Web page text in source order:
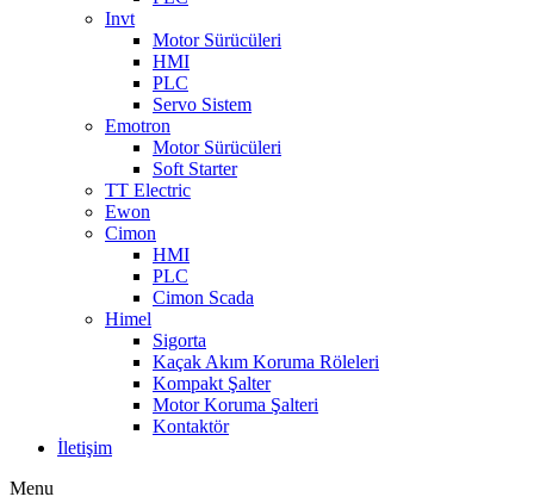
Invt
Motor Sürücüleri
HMI
PLC
Servo Sistem
Emotron
Motor Sürücüleri
Soft Starter
TT Electric
Ewon
Cimon
HMI
PLC
Cimon Scada
Himel
Sigorta
Kaçak Akım Koruma Röleleri
Kompakt Şalter
Motor Koruma Şalteri
Kontaktör
İletişim
Menu